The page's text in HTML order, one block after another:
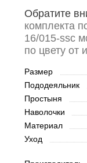
Обратите
комплекта
16/015-ssc
по цвету от
Размер
Пододеяльник
Простыня
Наволочки
Материал
Уход